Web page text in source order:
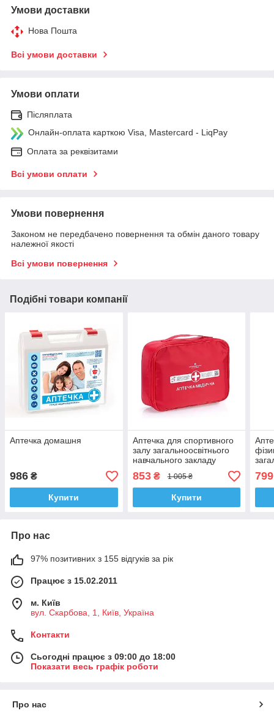
Умови доставки
Нова Пошта
Всі умови доставки
Умови оплати
Післяплата
Онлайн-оплата карткою Visa, Mastercard - LiqPay
Оплата за реквізитами
Всі умови оплати
Умови повернення
Законом не передбачено повернення та обмін даного товару
належної якості
Всі умови повернення
Подібні товари компанії
Аптечка домашня
986 ₴
Купити
Аптечка для спортивного
залу загальноосвітнього
навчального закладу
853₴ 1 005 ₴
Купити
799
Про нас
97% позитивних з 155 відгуків за рік
Працює з 15.02.2011
м. Київ
вул. Скарбова, 1, Київ, Україна
Контакти
Сьогодні працює з 09:00 до 18:00
Показати весь графік роботи
Про нас